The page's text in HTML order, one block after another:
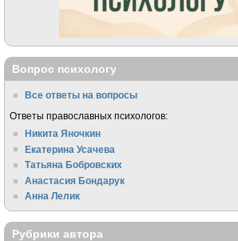
Вопрос психологу
Все ответы на вопросы
Ответы православных психологов:
Никита Яночкин
Екатерина Усачева
Татьяна Бобровских
Анастасия Бондарук
Анна Лелик
Рубрики автора